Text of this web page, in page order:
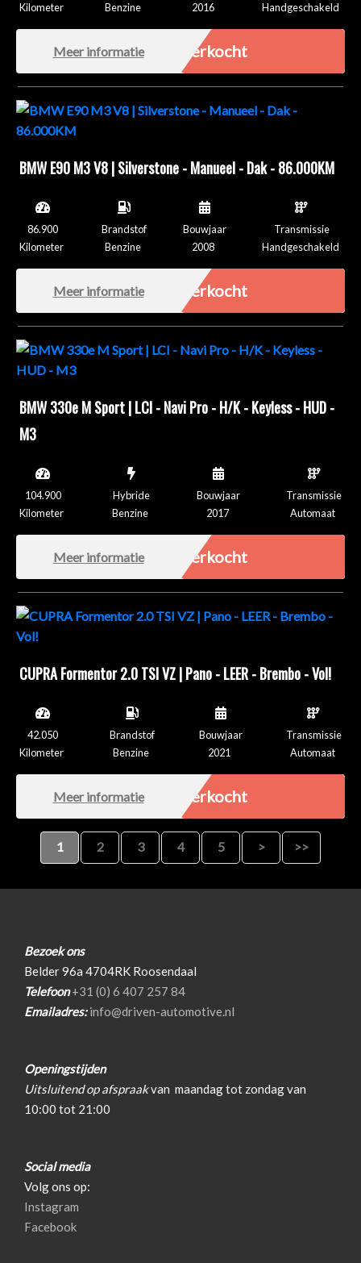
Kilometer
Benzine
2016
Handgeschakeld
Meer informatie Verkocht
BMW E90 M3 V8 | Silverstone - Manueel - Dak - 86.000KM
86.900
Kilometer
Brandstof
Benzine
Bouwjaar
2008
Transmissie
Handgeschakeld
Meer informatie Verkocht
BMW 330e M Sport | LCI - Navi Pro - H/K - Keyless - HUD -
M3
104.900
Kilometer
Hybride
Benzine
Bouwjaar
2017
Transmissie
Automaat
Meer informatie Verkocht
CUPRA Formentor 2.0 TSI VZ | Pano - LEER - Brembo - Vol!
42.050
Kilometer
Brandstof
Benzine
Bouwjaar
2021
Transmissie
Automaat
Meer informatie Verkocht
1 2 3 4 5 > >>
Bezoek ons
Belder 96a 4704RK Roosendaal
Telefoon+31 (0) 6 407 257 84
Emailadres:info@driven-automotive.nl
Openingstijden
Uitsluitend op afspraakvan maandag tot zondag van
10:00 tot 21:00
Social media
Volg ons op:
Instagram
Facebook